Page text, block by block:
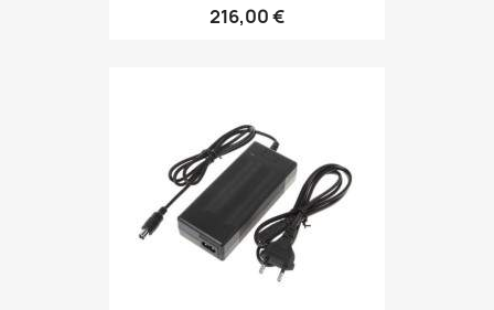
216,00 €